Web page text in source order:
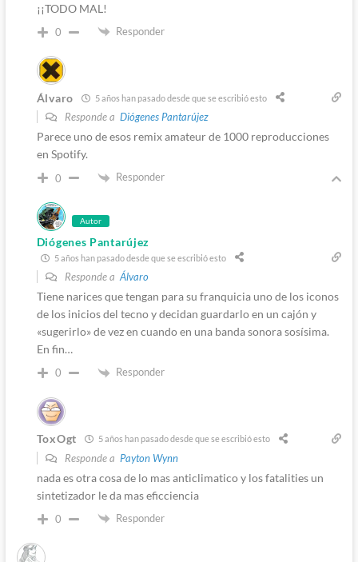
¡¡TODO MAL!
0 Responder
Álvaro 5 años han pasado desde que se escribió esto
Responde a Diógenes Pantarújez
Parece uno de esos remix amateur de 1000 reproducciones
en Spotify.
0 Responder
Autor
Diógenes Pantarújez
5 años han pasado desde que se escribió esto
Responde a Álvaro
Tiene narices que tengan para su franquicia uno de los iconos
de los inicios del tecno y decidan guardarlo en un cajón y
«sugerirlo» de vez en cuando en una banda sonora sosísima.
En fin…
0 Responder
ToxOgt 5 años han pasado desde que se escribió esto
Responde a Payton Wynn
nada es otra cosa de lo mas anticlimatico y los fatalities un
sintetizador le da mas eficciencia
0 Responder